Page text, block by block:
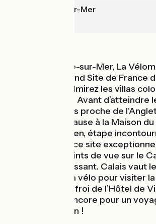
Boulogne-sur-Mer
Après Boulogne-sur-Mer, La
dirige sur le Grand Site de France
À Wimereux, admirez les villas
anglo-normand. Avant d’atteindre
Nez, point le plus proche de
prévoyez une pause à la Maison
Caps à Audinghen, étape
découverte de ce site
magnifiques points de vue sur le
et la Baie de Wissant. Calais vaut
profitez d'être à vélo pour visiter
découvrir le beffroi de l’Hôtel de
la Dentelle ou encore pour un
le dos du Dragon !